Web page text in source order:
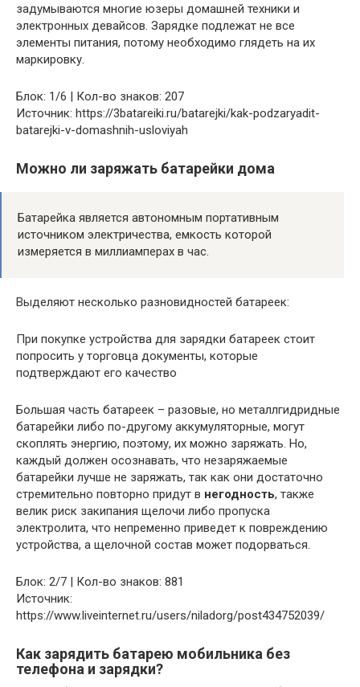
задумываются многие юзеры домашней техники и
электронных девайсов. Зарядке подлежат не все
элементы питания, потому необходимо глядеть на их
маркировку.
Блок: 1/6 | Кол-во знаков: 207
Источник: https://3batareiki.ru/batarejki/kak-podzaryadit-
batarejki-v-domashnih-usloviyah
Можно ли заряжать батарейки дома
Батарейка является автономным портативным
источником электричества, емкость которой
измеряется в миллиамперах в час.
Выделяют несколько разновидностей батареек:
При покупке устройства для зарядки батареек стоит
попросить у торговца документы, которые
подтверждают его качество
Большая часть батареек – разовые, но металлгидридные
батарейки либо по-другому аккумуляторные, могут
скоплять энергию, поэтому, их можно заряжать. Но,
каждый должен осознавать, что незаряжаемые
батарейки лучше не заряжать, так как они достаточно
стремительно повторно придут в негодность, также
велик риск закипания щелочи либо пропуска
электролита, что непременно приведет к повреждению
устройства, а щелочной состав может подорваться.
Блок: 2/7 | Кол-во знаков: 881
Источник:
https://www.liveinternet.ru/users/niladorg/post434752039/
Как зарядить батарею мобильника без
телефона и зарядки?